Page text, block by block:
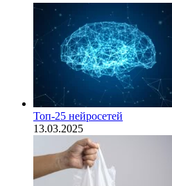
Топ-25 нейросетей
13.03.2025